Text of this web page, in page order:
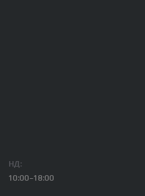
НД:
10:00-18:00